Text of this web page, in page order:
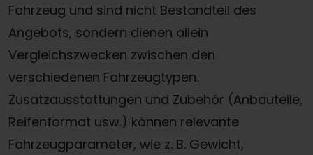
Fahrzeug und sind nicht Bestandteil des
Angebots, sondern dienen allein
Vergleichszwecken zwischen den
verschiedenen Fahrzeugtypen.
Zusatzausstattungen und Zubehör (Anbauteile,
Reifenformat usw.) können relevante
Fahrzeugparameter, wie z. B. Gewicht,